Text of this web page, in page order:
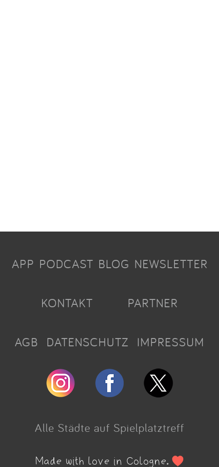
APP PODCAST BLOG NEWSLETTER
KONTAKT PARTNER
AGB DATENSCHUTZ IMPRESSUM
Alle Städte auf Spielplatztreff
Made with love in Cologne.